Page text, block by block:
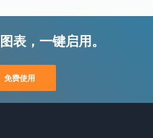
表，一键启用。
免费使用